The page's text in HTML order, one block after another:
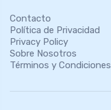
Contacto
Política de Privacidad
Privacy Policy
Sobre Nosotros
Términos y Condiciones